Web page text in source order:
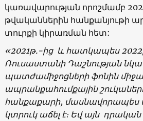
կառավարության որոշմամբ
թվականներին հանքանյութի
տուրքի կիրառման հետ:
«2021թ.-ից և հատկապես
Ռուսաստանի Դաշնության
պատժամիջոցների ֆոնին
ապրանքահումքային
հանքաքարի, մասնավորապես
կտրուկ աճել է։ Եվ այն դրական